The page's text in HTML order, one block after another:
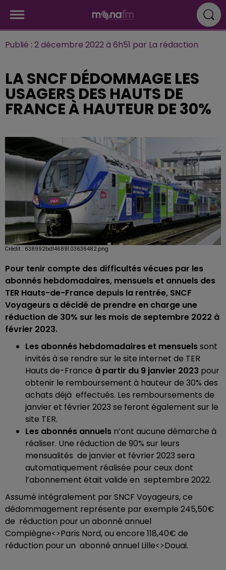
Publié : 2 décembre 2022 à 6h51 par La rédaction
LA SNCF DÉDOMMAGE LES
USAGERS DES HAUTS DE
FRANCE À HAUTEUR DE 30%
Crédit : 638992bd146891.03636482.png
Pour tenir compte des difficultés vécues par les
abonnés hebdomadaires, mensuels et annuels des
TER Hauts-de-France depuis la rentrée, SNCF
Voyageurs a décidé de prendre en charge une
réduction de 30% sur les mois de septembre 2022 à
février 2023.
Les abonnés hebdomadaires et mensuelssont
invités à se rendre sur le site internet de TER
Hauts de-France à partir du 9 janvier 2023 pour
obtenir le remboursement à hauteur de 30% des
achats déjà effectués. Les remboursements de
janvier et février 2023 se feront également sur le
site TER.
Les abonnés annuels n’ont aucune démarche à
réaliser. Une réduction de 90% sur leurs
mensualités de janvier et février 2023 sera
automatiquement réalisée pour ceux dont
l’abonnement était valide en septembre 2022.
Assumé intégralement par SNCF Voyageurs, ce
dédommagement représente par exemple 245,50€
de réduction pour un abonné annuel
Compiègne<>Paris Nord, ou encore 118,40€ de
réduction pour un abonné annuel Lille<>Douai.